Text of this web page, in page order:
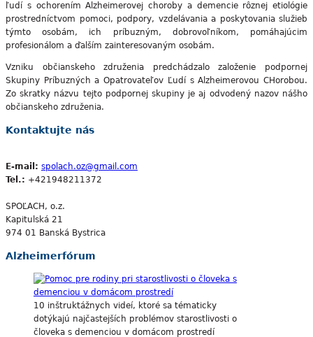
ľudí s ochorením Alzheimerovej choroby a demencie rôznej etiológie
prostredníctvom pomoci, podpory, vzdelávania a poskytovania služieb
týmto osobám, ich príbuzným, dobrovoľníkom, pomáhajúcim
profesionálom a ďalším zainteresovaným osobám.
Vzniku občianskeho združenia predchádzalo založenie podpornej
Skupiny Príbuzných a Opatrovateľov Ľudí s Alzheimerovou CHorobou.
Zo skratky názvu tejto podpornej skupiny je aj odvodený nazov nášho
občianskeho združenia.
Kontaktujte nás
E-mail: spolach.oz@gmail.com
Tel.: +421948211372
SPOĽACH, o.z.
Kapitulská 21
974 01 Banská Bystrica
Alzheimerfórum
10 inštruktážnych videí, ktoré sa tématicky
dotýkajú najčastejších problémov starostlivosti o
človeka s demenciou v domácom prostredí